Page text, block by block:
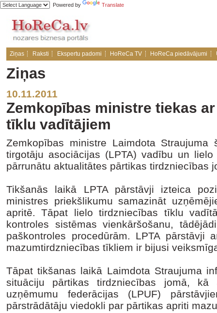
Powered by Translate
Ziņas Raksti Ekspertu padomi HoReCa TV HoReCa piedāvājumi
Ziņas
10.11.2011
Zemkopības ministre tiekas
tīklu vadītājiem
Zemkopības ministre Laimdota
tirgotāju asociācijas (LPTA) vadību un
pārrunātu aktualitātes pārtikas tirdzniecības
Tikšanās laikā LPTA pārstāvji izteica
ministres priekšlikumu samazināt
apritē. Tāpat lielo tirdzniecības tīklu
kontroles sistēmas vienkāršošanu,
paškontroles procedūrām. LPTA
mazumtirdzniecības tīkliem ir bijusi
Tāpat tikšanas laikā Laimdota Straujuma
situāciju pārtikas tirdzniecības jomā,
uzņēmumu federācijas (LPUF)
pārstrādātāju viedokli par pārtikas apriti